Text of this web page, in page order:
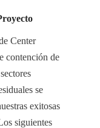
Center
contención de
se
exitosas
siguientes